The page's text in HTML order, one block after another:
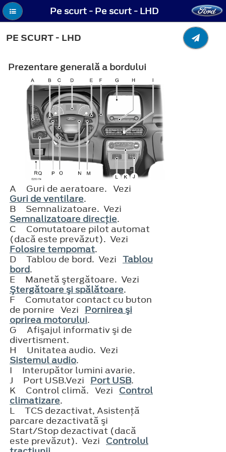
Pe scurt - Pe scurt - LHD
PE SCURT - LHD
Prezentare generală a bordului
A
Guri de aeratoare. Vezi
Guri de ventilare.
B
Semnalizatoare. Vezi
Semnalizatoare direcţie.
C
Comutatoare pilot automat
(dacă este prevăzut). Vezi
Folosire tempomat.
D
Tablou de bord. Vezi Tablou
bord.
E
Manetă ştergătoare. Vezi
Ştergătoare şi spălătoare.
F
Comutator contact cu buton
de pornire Vezi Pornirea şi
oprirea motorului.
G
Afişajul informativ şi de
divertisment.
H
Unitatea audio. Vezi
Sistemul audio.
I
Interupător lumini avarie.
J
Port USB.Vezi Port USB.
K
Control climă. Vezi Control
climatizare.
L
TCS dezactivat, Asistenţă
parcare dezactivată şi
Start/Stop dezactivat (dacă
este prevăzut). Vezi Controlul